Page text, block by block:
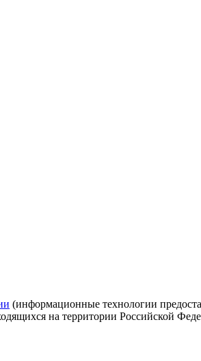
(информационные технологии
на территории Российской